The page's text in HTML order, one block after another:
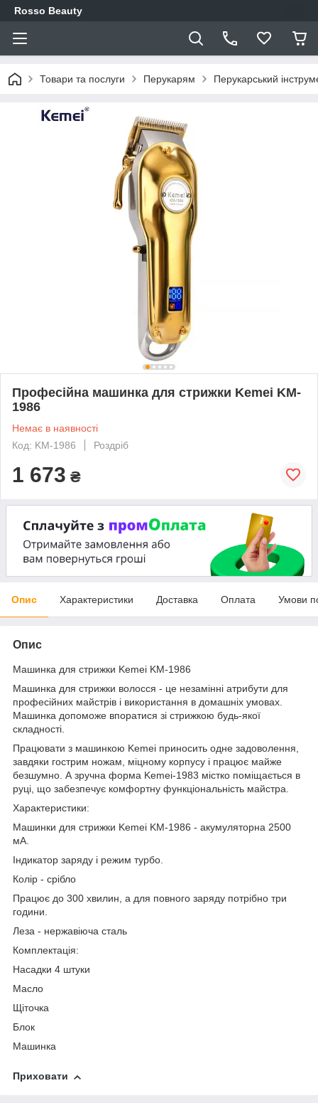
Rosso Beauty
Товари та послуги Перукарям Перукарський
Професійна машинка для стрижки Kemei KM-
1986
Немає в наявності
Код: KM-1986
Роздріб
1 673 ₴
Опис Характеристики Доставка Оплата Умови
Опис
Машинка для стрижки Kemei KM-1986
Машинка для стрижки волосся - це незамінні атрибути для
професійних майстрів і використання в домашніх умовах.
Машинка допоможе впоратися зі стрижкою будь-якої
складності.
Працювати з машинкою Kemei приносить одне задоволення,
завдяки гострим ножам, міцному корпусу і працює майже
безшумно. А зручна форма Kemei-1983 містко поміщається в
руці, що забезпечує комфортну функціональність майстра.
Характеристики:
Машинки для стрижки Kemei KM-1986 - акумуляторна 2500
мА.
Індикатор заряду і режим турбо.
Колір - срібло
Працює до 300 хвилин, а для повного заряду потрібно три
години.
Леза - нержавіюча сталь
Комплектація:
Насадки 4 штуки
Масло
Щіточка
Блок
Машинка
Приховати